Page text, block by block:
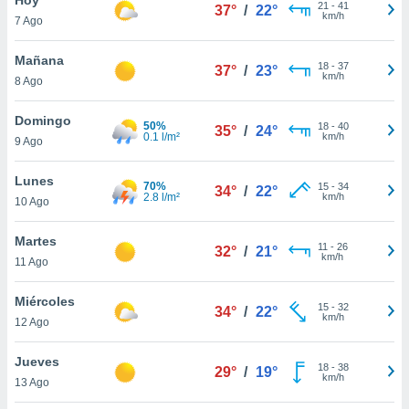
en
más
nuestra
de
cookies
aceptar
7 Ago
37° / 22° 21 - 41
km/h
Mañana
8 Ago
37° / 23° 18- 37
km/h
Domingo
9 Ago
50%
0.1 l/m²
35° / 24° 18- 40
km/h
Lunes
10 Ago
70%
2.8 l/m²
34° / 22° 15- 34
km/h
Martes
11 Ago
32° / 21° 11 - 26
km/h
Miércoles
12 Ago
34° / 22° 15- 32
km/h
Jueves
13 Ago
29° / 19° 18- 38
km/h